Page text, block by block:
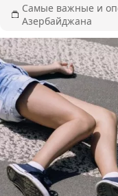
Самые важные и
Азербайджана